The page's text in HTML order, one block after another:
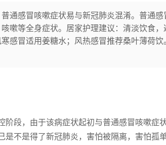
通感冒咳嗽症状易与新冠肺炎混淆。普通
嗽等全身症状。居家护理建议：清淡饮食
感冒适用姜糖水；风热感冒推荐桑叶薄荷
阶段，由于该病症状起初与普通感冒咳嗽症
是不是得了新冠肺炎，害怕被隔离，害怕孤